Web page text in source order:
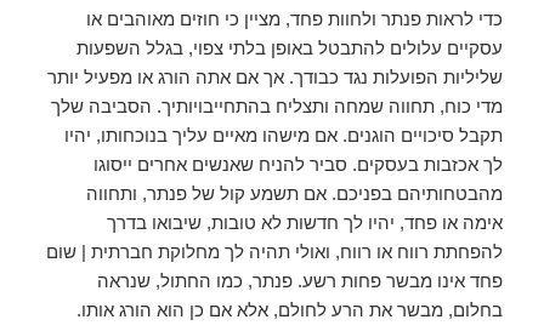
כדי לראות פנתר ולחוות פחד, מציין כי חוזים מאוהבים או
עסקיים עלולים להתבטל באופן בלתי צפוי, בגלל השפעות
שליליות הפועלות נגד כבודך. אך אם אתה הורג או מפעיל יותר
מדי כוח, תחווה שמחה ותצליח בהתחייבויותיך. הסביבה שלך
תקבל סיכויים הוגנים. אם מישהו מאיים עליך בנוכחותו, יהיו
לך אכזבות בעסקים. סביר להניח שאנשים אחרים ייסוגו
מהבטחותיהם בפניכם. אם תשמע קול של פנתר, ותחווה
אימה או פחד, יהיו לך חדשות לא טובות, שיבואו בדרך
להפחתת רווח או רווח, ואולי תהיה לך מחלוקת חברתית | שום
פחד אינו מבשר פחות רשע. פנתר, כמו החתול, שנראה
בחלום, מבשר את הרע לחולם, אלא אם כן הוא הורג אותו.